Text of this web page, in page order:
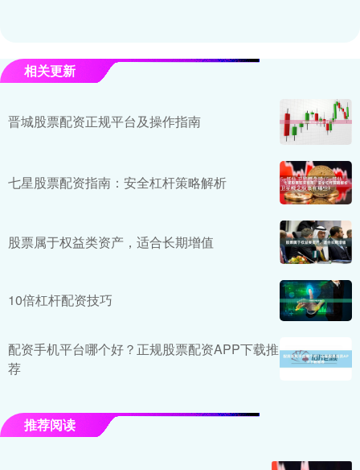
相关更新
晋城股票配资正规平台及操作指南
七星股票配资指南：安全杠杆策略解析
股票属于权益类资产，适合长期增值
10倍杠杆配资技巧
配资手机平台哪个好？正规股票配资APP下载推
荐
推荐阅读